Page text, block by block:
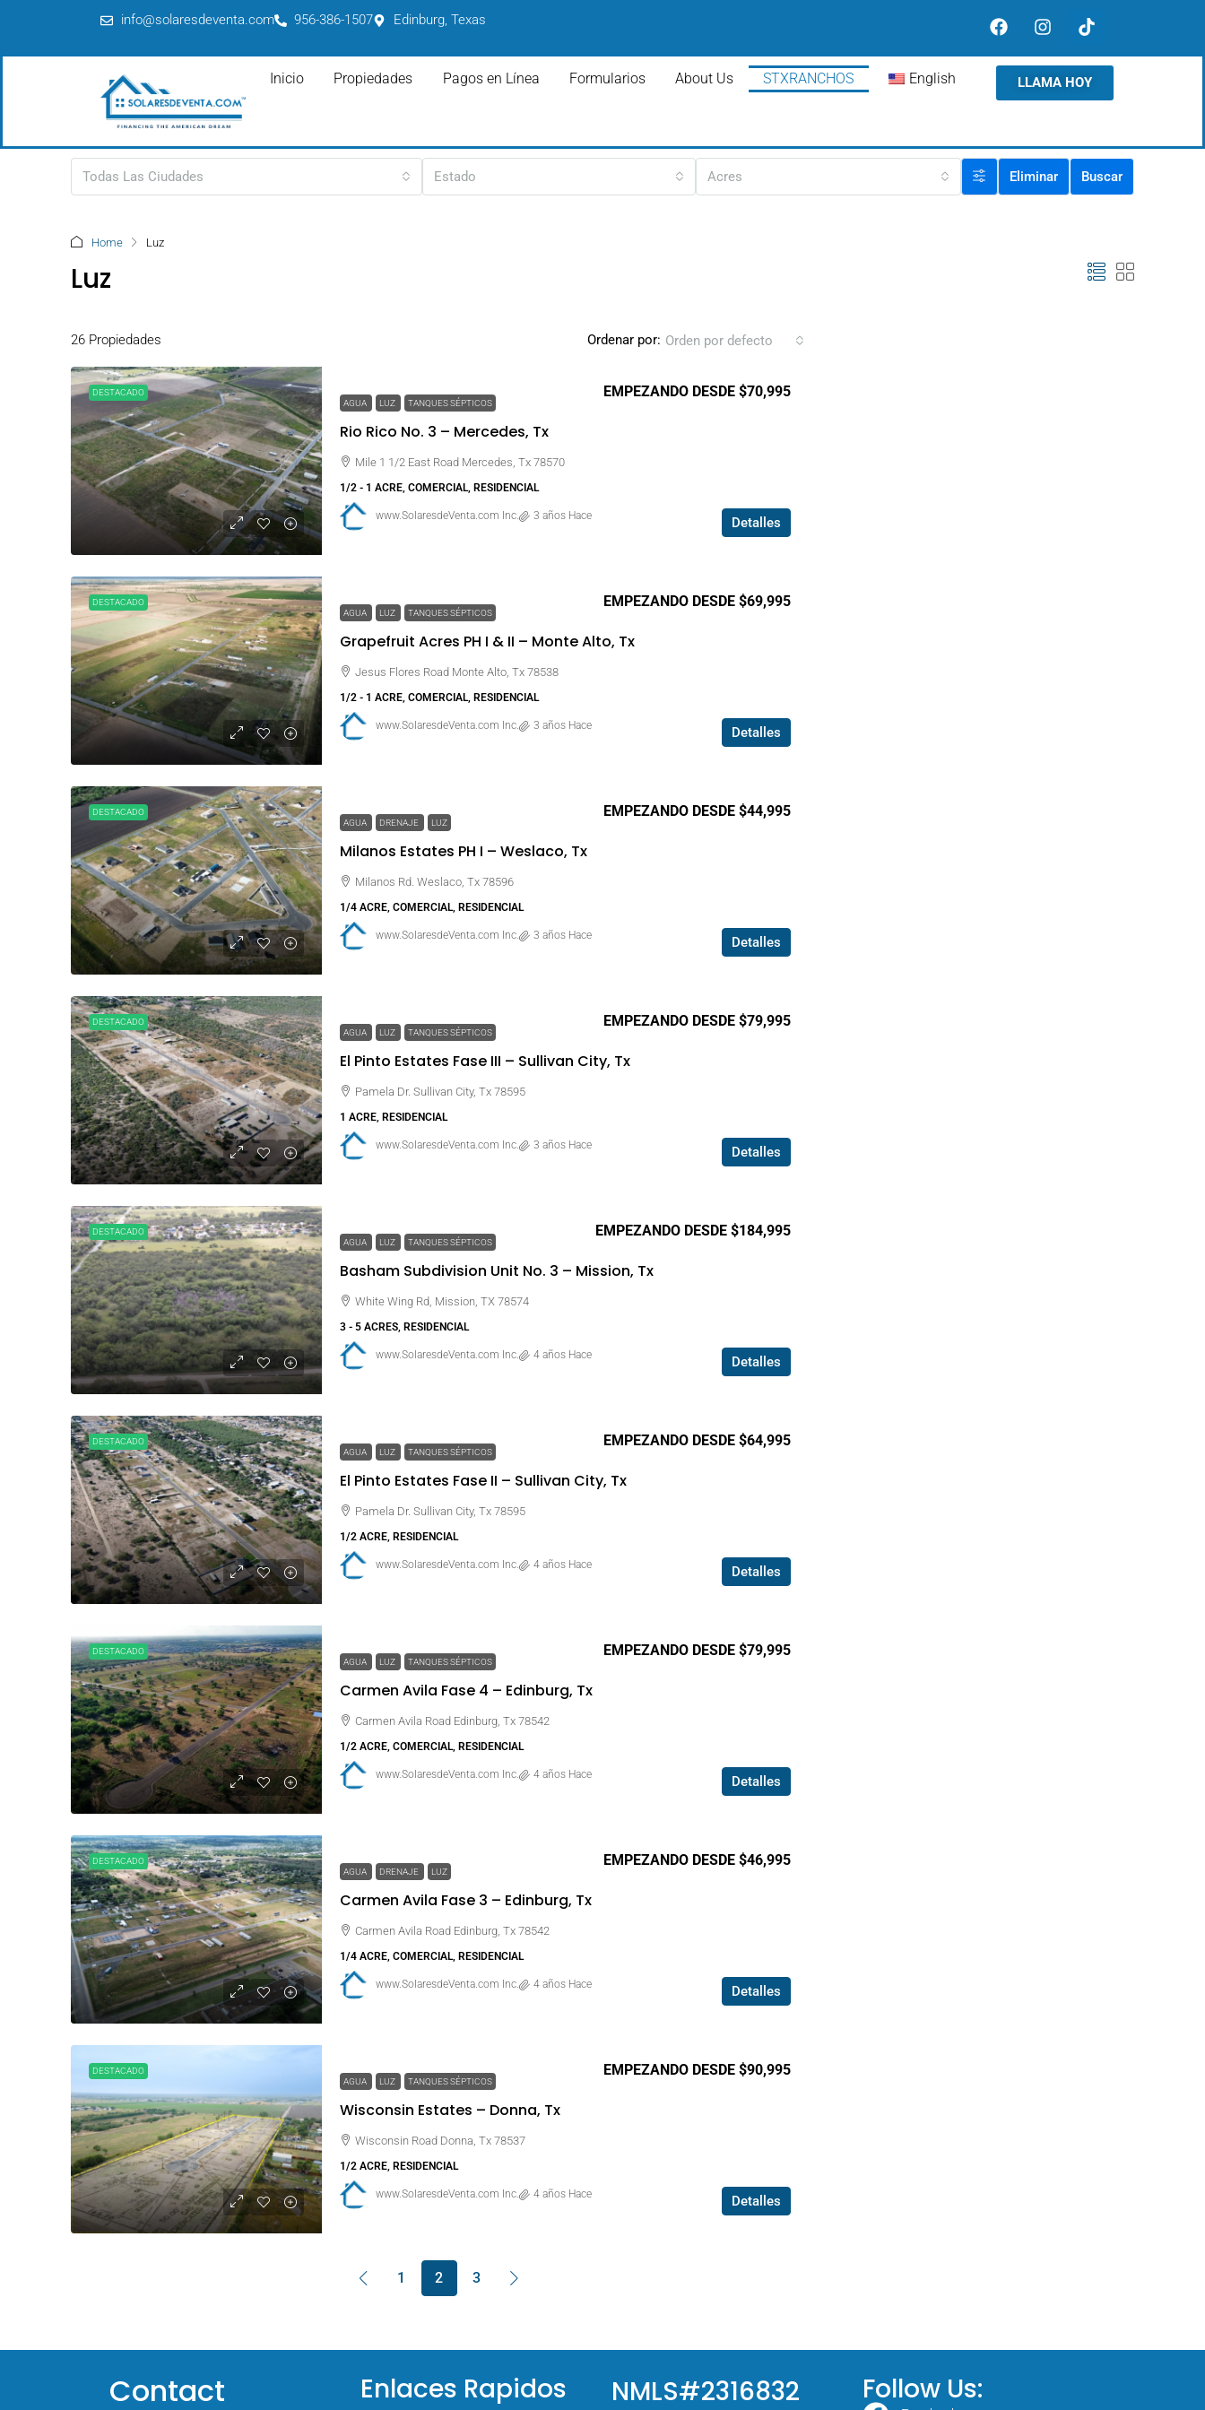
info@solaresdeventa.com 956-386-1507 Edinburg, Texas
Inicio Propiedades Pagos en Línea Formularios About Us STXRANCHOS English LLAMA HOY
Todas Las Ciudades Estado Acres Eliminar Buscar
Home Luz
Luz
26 Propiedades Ordenar por: Orden por defecto
DESTACADO
AGUA
LUZ TANQUES SÉPTICOS
Rio Rico No. 3 – Mercedes, Tx
EMPEZANDO DESDE $70,995
Mile 1 1/2 East Road Mercedes, Tx 78570
1/2 - 1 ACRE, COMERCIAL, RESIDENCIAL
Detalles
www.SolaresdeVenta.com Inc. 3 años Hace
DESTACADO
AGUA
LUZ TANQUES SÉPTICOS
Grapefruit Acres PH I & II – Monte Alto, Tx
EMPEZANDO DESDE $69,995
Jesus Flores Road Monte Alto, Tx 78538
1/2 - 1 ACRE, COMERCIAL, RESIDENCIAL
Detalles
www.SolaresdeVenta.com Inc. 3 años Hace
DESTACADO
AGUA
DRENAJE LUZ
Milanos Estates PH I – Weslaco, Tx
EMPEZANDO DESDE $44,995
Milanos Rd. Weslaco, Tx 78596
1/4 ACRE, COMERCIAL, RESIDENCIAL
Detalles
www.SolaresdeVenta.com Inc. 3 años Hace
DESTACADO
AGUA
LUZ TANQUES SÉPTICOS
El Pinto Estates Fase III – Sullivan City, Tx
EMPEZANDO DESDE $79,995
Pamela Dr. Sullivan City, Tx 78595
1 ACRE, RESIDENCIAL
Detalles
www.SolaresdeVenta.com Inc. 3 años Hace
DESTACADO
AGUA
LUZ TANQUES SÉPTICOS
Basham Subdivision Unit No. 3 – Mission, Tx
EMPEZANDO DESDE $184,995
White Wing Rd, Mission, TX 78574
3 - 5 ACRES, RESIDENCIAL
Detalles
www.SolaresdeVenta.com Inc. 4 años Hace
DESTACADO
AGUA
LUZ TANQUES SÉPTICOS
El Pinto Estates Fase II – Sullivan City, Tx
EMPEZANDO DESDE $64,995
Pamela Dr. Sullivan City, Tx 78595
1/2 ACRE, RESIDENCIAL
Detalles
www.SolaresdeVenta.com Inc. 4 años Hace
DESTACADO
AGUA
LUZ TANQUES SÉPTICOS
Carmen Avila Fase 4 – Edinburg, Tx
EMPEZANDO DESDE $79,995
Carmen Avila Road Edinburg, Tx 78542
1/2 ACRE, COMERCIAL, RESIDENCIAL
Detalles
www.SolaresdeVenta.com Inc. 4 años Hace
DESTACADO
AGUA
DRENAJE LUZ
Carmen Avila Fase 3 – Edinburg, Tx
EMPEZANDO DESDE $46,995
Carmen Avila Road Edinburg, Tx 78542
1/4 ACRE, COMERCIAL, RESIDENCIAL
Detalles
www.SolaresdeVenta.com Inc. 4 años Hace
DESTACADO
AGUA
LUZ TANQUES SÉPTICOS
Wisconsin Estates – Donna, Tx
EMPEZANDO DESDE $90,995
Wisconsin Road Donna, Tx 78537
1/2 ACRE, RESIDENCIAL
Detalles
www.SolaresdeVenta.com Inc. 4 años Hace
1 2 3
Contact Enlaces Rapidos NMLS#2316832 Follow Us: